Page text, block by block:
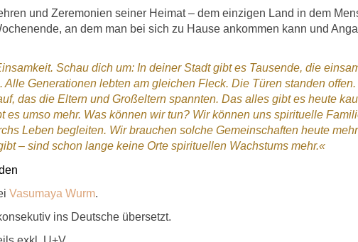
und Zeremonien seiner Heimat – dem einzigen Land in dem
an dem man bei sich zu Hause ankommen kann und
Schau dich um: In deiner Stadt gibt es Tausende, die
Alle Generationen lebten am gleichen Fleck. Die Türen standen
das die Eltern und Großeltern spannten. Das alles gibt es heute
es umso mehr. Was können wir tun? Wir können uns spirituelle
Leben begleiten. Wir brauchen solche Gemeinschaften heute
– sind schon lange keine Orte spirituellen Wachstums mehr.«
Vasumaya Wurm.
ins Deutsche übersetzt.